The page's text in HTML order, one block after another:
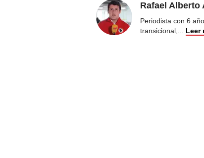
Rafael Alberto
Periodista con 6
transicional,... Leer